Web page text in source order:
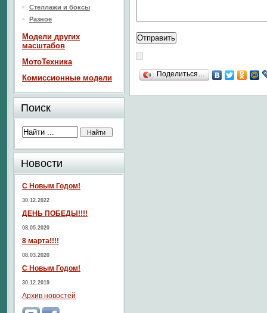
Поделиться…
Стеллажи и боксы
Разное
Модели других
масштабов
МотоТехника
Комиссионные модели
Поиск
Новости
С Новым Годом!
30.12.2022
ДЕНЬ ПОБЕДЫ!!!!
08.05.2020
8 марта!!!!
08.03.2020
С Новым Годом!
30.12.2019
Архив новостей